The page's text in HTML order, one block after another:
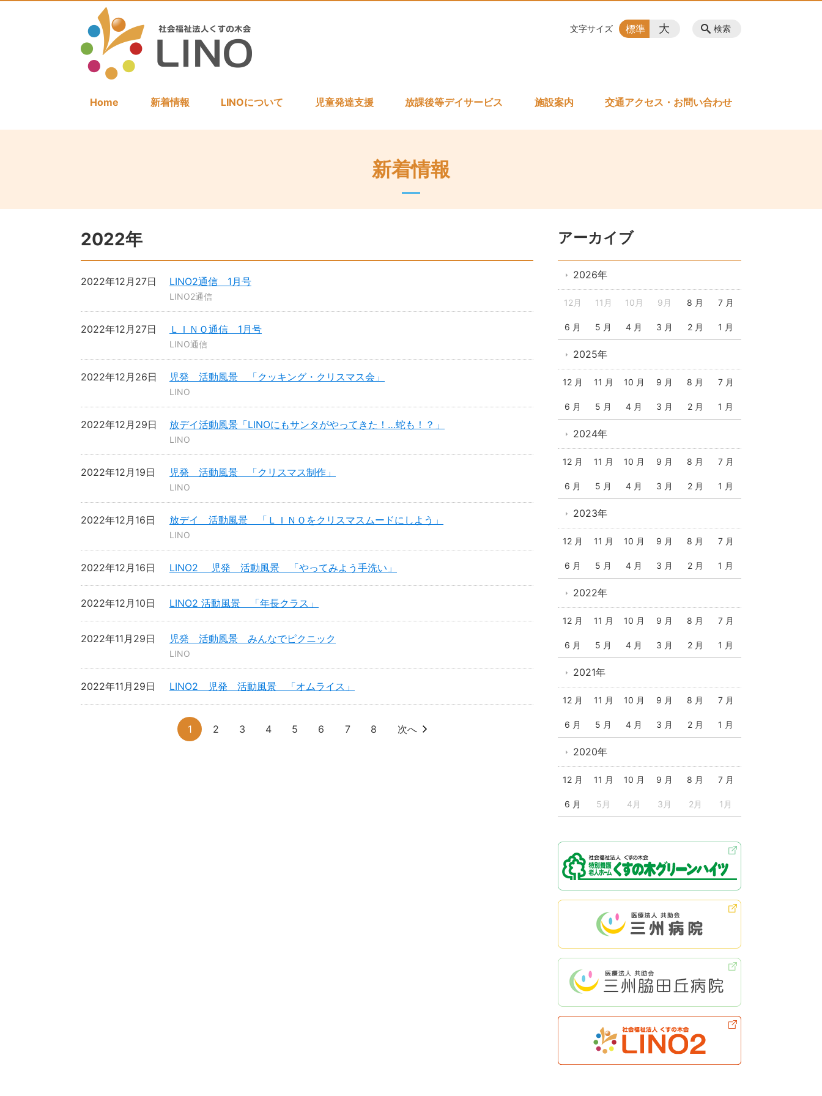
Home 新着情報 LINOについて 児童発達支援 放課後等デイサービス 施設案内 交通アクセス・お問い合わせ
検索
文字サイズ 標準 大
新着情報
2022年
LINO2通信 1月号
2022年12月27日
LINO2通信
ＬＩＮＯ通信 1月号
2022年12月27日
LINO通信
児発 活動風景 「クッキング・クリスマス会」
2022年12月26日
LINO
放デイ活動風景「LINOにもサンタがやってきた！…蛇も！？」
2022年12月29日
LINO
児発 活動風景 「クリスマス制作」
2022年12月19日
LINO
放デイ 活動風景 「ＬＩＮＯをクリスマスムードにしよう」
2022年12月16日
LINO
LINO2 児発 活動風景 「やってみよう手洗い」
2022年12月16日
LINO2 活動風景 「年長クラス」
2022年12月10日
児発 活動風景 みんなでピクニック
2022年11月29日
LINO
LINO2 児発 活動風景 「オムライス」
2022年11月29日
1 2 3 4 5 6 7 8 次へ
アーカイブ
2026年
12月 11月 10月 9月 8 月 7 月
6 月 5 月 4 月 3 月 2 月 1 月
2025年
12 月 11 月 10 月 9 月 8 月 7 月
6 月 5 月 4 月 3 月 2 月 1 月
2024年
12 月 11 月 10 月 9 月 8 月 7 月
6 月 5 月 4 月 3 月 2 月 1 月
2023年
12 月 11 月 10 月 9 月 8 月 7 月
6 月 5 月 4 月 3 月 2 月 1 月
2022年
12 月 11 月 10 月 9 月 8 月 7 月
6 月 5 月 4 月 3 月 2 月 1 月
2021年
12 月 11 月 10 月 9 月 8 月 7 月
6 月 5 月 4 月 3 月 2 月 1 月
2020年
12 月 11 月 10 月 9 月 8 月 7 月
6 月 5月 4月 3月 2月 1月